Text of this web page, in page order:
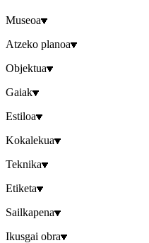
Museoa
Atzeko planoa
Objektua
Gaiak
Estiloa
Kokalekua
Teknika
Etiketa
Sailkapena
Ikusgai obra